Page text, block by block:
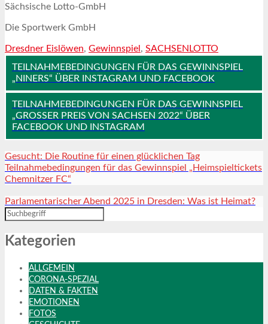
Sächsische Lotto-GmbH
Die Sportwerk GmbH
Dresdner Eislöwen, Gewinnspiel , SACHSENLOTTO
TEILNAHMEBEDINGUNGEN FÜR DAS GEWINNSPIEL
„NINERS“ ÜBER INSTAGRAM UND FACEBOOK
TEILNAHMEBEDINGUNGEN FÜR DAS GEWINNSPIEL
„GROSSER PREIS VON SACHSEN 2022“ ÜBER F
ACEBOOK UND INSTAGRAM
Gesucht: Die Routine für einen glücklichen Tag
Teilnahmebedingungen für das Gewinnspiel „Heimspieltickets
Chemnitzer FC“
Parlamentarischer Abend 2025 in Dresden: Was ist Heimat?
Kategorien
ALLGEMEIN
CORONA-SPEZIAL
DATEN & FAKTEN
EMOTIONEN
FOTOS